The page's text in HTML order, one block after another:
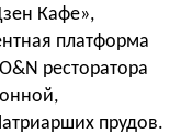
Кафе»,
платформа
ресторатора
прудов.